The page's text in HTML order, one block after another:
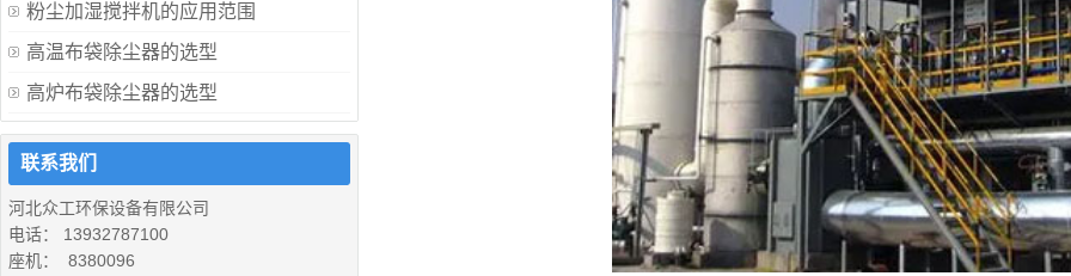
粉尘加湿搅拌机的应用范围
高温布袋除尘器的选型
高炉布袋除尘器的选型
联系我们
河北众工环保设备有限公司
电话： 13932787100
座机： 8380096